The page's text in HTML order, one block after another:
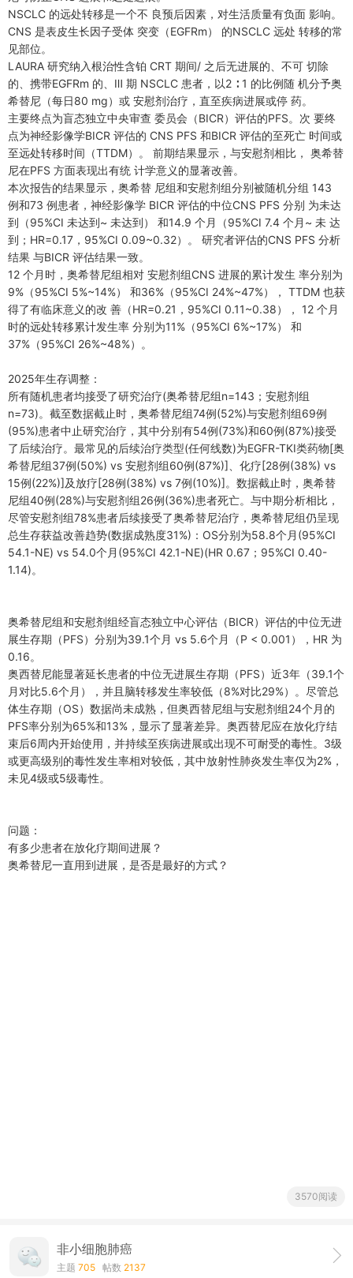
NSCLC 的远处转移是一个不 良预后因素，对生活质量有负面 影响。
CNS 是表皮生长因子受体 突变（EGFRm） 的NSCLC 远处 转移的常
见部位。
LAURA 研究纳入根治性含铂 CRT 期间/ 之后无进展的、不可 切除
的、携带EGFRm 的、Ⅲ 期 NSCLC 患者，以2 ∶ 1 的比例随 机分予奥
希替尼（每日80 mg）或 安慰剂治疗，直至疾病进展或停 药。
主要终点为盲态独立中央审查 委员会（BICR）评估的PFS。次 要终
点为神经影像学BICR 评估的 CNS PFS 和BICR 评估的至死亡 时间或
至远处转移时间（TTDM）。 前期结果显示，与安慰剂相比， 奥希替
尼在PFS 方面表现出有统 计学意义的显著改善。
本次报告的结果显示，奥希替 尼组和安慰剂组分别被随机分组 143
例和73 例患者，神经影像学 BICR 评估的中位CNS PFS 分别 为未达
到（95%CI 未达到~ 未达到） 和14.9 个月（95%CI 7.4 个月~ 未 达
到；HR=0.17，95%CI 0.09~0.32）。 研究者评估的CNS PFS 分析
结果 与BICR 评估结果一致。
12 个月时，奥希替尼组相对 安慰剂组CNS 进展的累计发生 率分别为
9%（95%CI 5%~14%） 和36%（95%CI 24%~47%）， TTDM 也获
得了有临床意义的改 善（HR=0.21，95%CI 0.11~0.38）， 12 个月
时的远处转移累计发生率 分别为11%（95%CI 6%~17%） 和
37%（95%CI 26%~48%）。
2025年生存调整：
所有随机患者均接受了研究治疗(奥希替尼组n=143；安慰剂组
n=73)。截至数据截止时，奥希替尼组74例(52%)与安慰剂组69例
(95%)患者中止研究治疗，其中分别有54例(73%)和60例(87%)接受
了后续治疗。最常见的后续治疗类型(任何线数)为EGFR-TKI类药物[奥
希替尼组37例(50%) vs 安慰剂组60例(87%)]、化疗[28例(38%) vs
15例(22%)]及放疗[28例(38%) vs 7例(10%)]。数据截止时，奥希替
尼组40例(28%)与安慰剂组26例(36%)患者死亡。与中期分析相比，
尽管安慰剂组78%患者后续接受了奥希替尼治疗，奥希替尼组仍呈现
总生存获益改善趋势(数据成熟度31%)：OS分别为58.8个月(95%CI
54.1-NE) vs 54.0个月(95%CI 42.1-NE)(HR 0.67；95%CI 0.40-
1.14)。
奥希替尼组和安慰剂组经盲态独立中心评估（BICR）评估的中位无进
展生存期（PFS）分别为39.1个月 vs 5.6个月（P < 0.001），HR 为
0.16。
奥西替尼能显著延长患者的中位无进展生存期（PFS）近3年（39.1个
月对比5.6个月），并且脑转移发生率较低（8%对比29%）。尽管总
体生存期（OS）数据尚未成熟，但奥西替尼组与安慰剂组24个月的
PFS率分别为65%和13%，显示了显著差异。奥西替尼应在放化疗结
束后6周内开始使用，并持续至疾病进展或出现不可耐受的毒性。3级
或更高级别的毒性发生率相对较低，其中放射性肺炎发生率仅为2%，
未见4级或5级毒性。
问题：
有多少患者在放化疗期间进展？
奥希替尼一直用到进展，是否是最好的方式？
3570阅读
非小细胞肺癌
主题 705 帖数 2137